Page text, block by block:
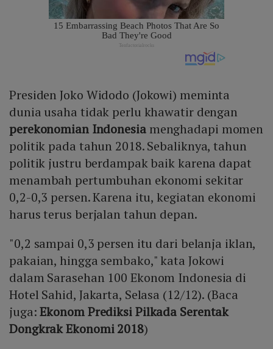
Presiden Joko Widodo (Jokowi) meminta
dunia usaha tidak perlu khawatir dengan
perekonomian Indonesiamenghadapi momen
politik pada tahun 2018. Sebaliknya, tahun
politik justru berdampak baik karena dapat
menambah pertumbuhan ekonomi sekitar
0,2-0,3 persen. Karena itu, kegiatan ekonomi
harus terus berjalan tahun depan.
"0,2 sampai 0,3 persen itu dari belanja iklan,
pakaian, hingga sembako," kata Jokowi
dalam Sarasehan 100 Ekonom Indonesia di
Hotel Sahid, Jakarta, Selasa (12/12). (Baca
juga:Ekonom Prediksi Pilkada Serentak
Dongkrak Ekonomi 2018)